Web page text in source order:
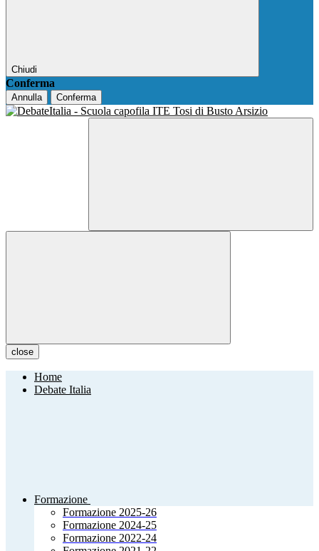
Chiudi
Conferma
Annulla Conferma
close
Home
Debate Italia
Formazione
Formazione 2025-26
Formazione 2024-25
Formazione 2022-24